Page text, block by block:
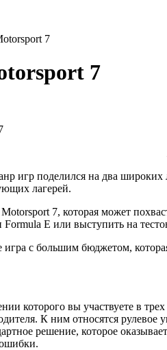
7
7
игр поделился на два широких
лагерей.
Motorsport 7, которая может
E или выступить на
с большим бюджетом,
которого вы участвуете в
К ним относятся
решение, которое